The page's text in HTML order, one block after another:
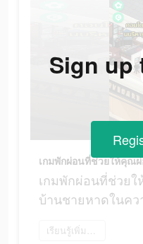
เกมพักผ่อนที่ช่วย
บ้านชายหาดในค
เรียนรู้เพิ่มเติม
Sign up